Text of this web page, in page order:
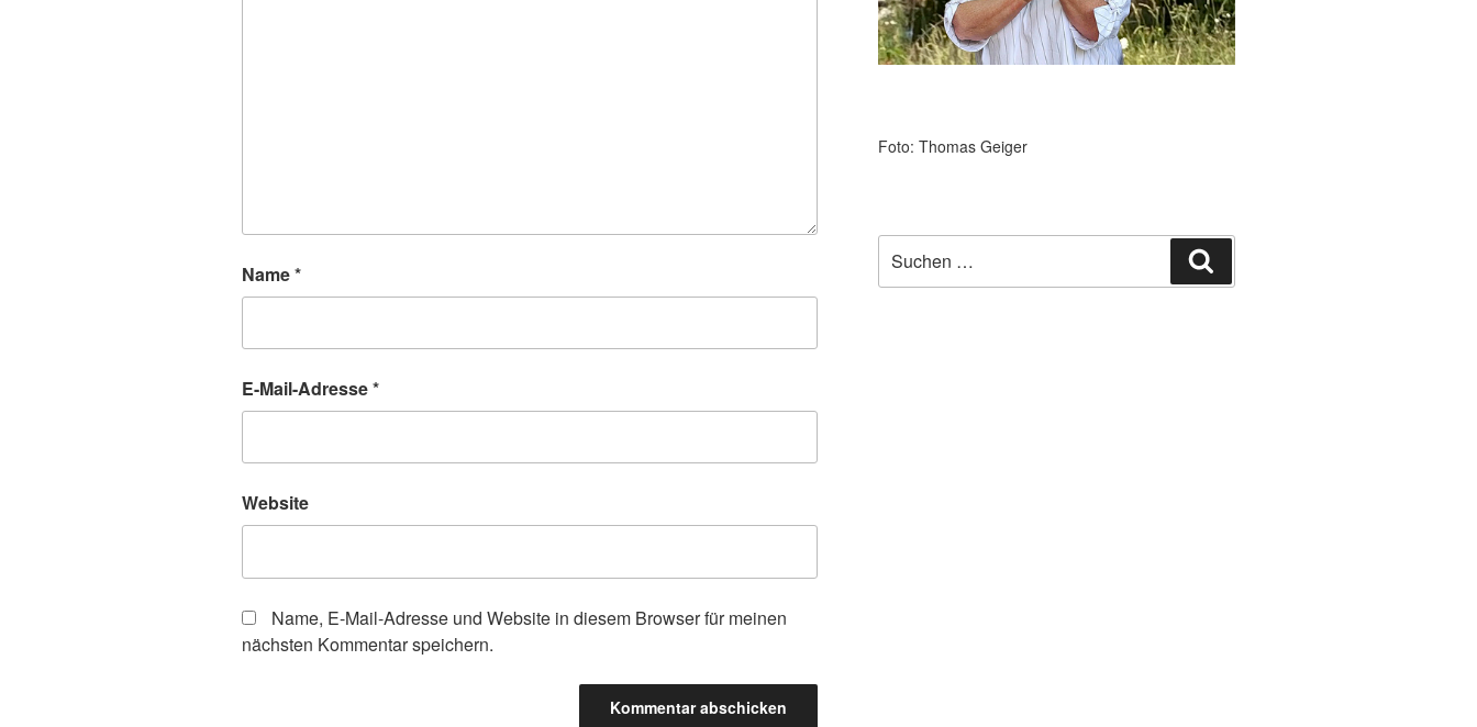
Name*
E-Mail-Adresse*
Website
Name, E-Mail-Adresse und Website in diesem Browser für meinen
nächsten Kommentar speichern.
Foto: Thomas Geiger
nach: